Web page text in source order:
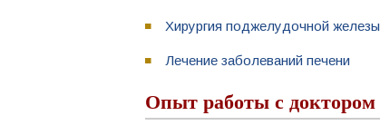
Хирургия поджелудочной железы
Лечение заболеваний печени
Опыт работы с доктором